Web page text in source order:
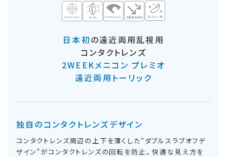
日本初の遠近両用乱視用
コンタクトレンズ
2WEEKメニコン プレミオ
遠近両用トーリック
独自のコンタクトレンズデザイン
コンタクトレンズ周辺の上下を薄くした“ダブルスラブオフデ
ザイン”がコンタクトレンズの回転を防止。快適な見え方を